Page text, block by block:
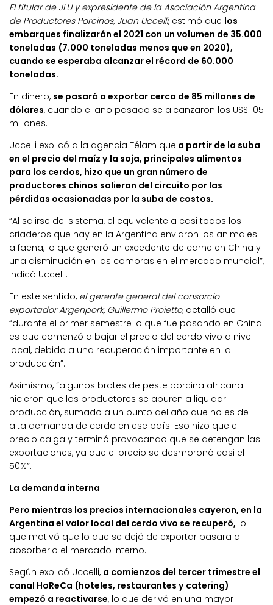
El titular de JLU y expresidente de la Asociación Argentina
de Productores Porcinos, Juan Uccelli, estimó que los
embarques finalizarán el 2021 con un volumen de 35.000
toneladas (7.000 toneladas menos que en 2020),
cuando se esperaba alcanzar el récord de 60.000
toneladas.
En dinero, se pasará a exportar cerca de 85 millones de
dólares, cuando el año pasado se alcanzaron los US$ 105
millones.
Uccelli explicó a la agencia Télam que a partir de la suba
en el precio del maíz y la soja, principales alimentos
para los cerdos, hizo que un gran número de
productores chinos salieran del circuito por las
pérdidas ocasionadas por la suba de costos.
“Al salirse del sistema, el equivalente a casi todos los
criaderos que hay en la Argentina enviaron los animales
a faena, lo que generó un excedente de carne en China y
una disminución en las compras en el mercado mundial”,
indicó Uccelli.
En este sentido, el gerente general del consorcio
exportador Argenpork, Guillermo Proietto,detalló que
“durante el primer semestre lo que fue pasando en China
es que comenzó a bajar el precio del cerdo vivo a nivel
local, debido a una recuperación importante en la
producción”.
Asimismo, “algunos brotes de peste porcina africana
hicieron que los productores se apuren a liquidar
producción, sumado a un punto del año que no es de
alta demanda de cerdo en ese país. Eso hizo que el
precio caiga y terminó provocando que se detengan las
exportaciones, ya que el precio se desmoronó casi el
50%”.
La demanda interna
Pero mientras los precios internacionales cayeron, en la
Argentina el valor local del cerdo vivo se recuperó, lo
que motivó que lo que se dejó de exportar pasara a
absorberlo el mercado interno.
Según explicó Uccelli, a comienzos del tercer trimestre el
canal HoReCa (hoteles, restaurantes y catering)
empezó a reactivarse, lo que derivó en una mayor